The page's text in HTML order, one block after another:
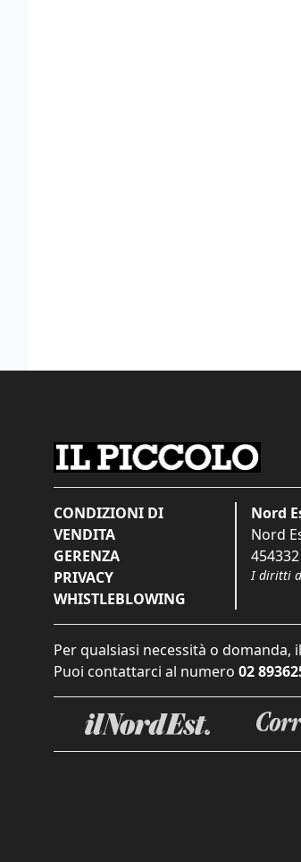
CONDIZIONI DI
VENDITA
GERENZA
PRIVACY
WHISTLEBLOWING
Nord
Nord
454332
I diritti
Per qualsiasi necessità o
Puoi contattarci al numero 02